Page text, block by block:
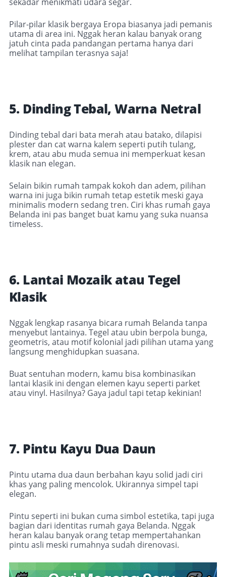
Pilar-pilar klasik bergaya Eropa biasanya jadi pemanis
utama di area ini. Nggak heran kalau banyak orang
jatuh cinta pada pandangan pertama hanya dari
melihat tampilan terasnya saja!
5. Dinding Tebal, Warna Netral
Dinding tebal dari bata merah atau batako, dilapisi
plester dan cat warna kalem seperti putih tulang,
krem, atau abu muda semua ini memperkuat kesan
klasik nan elegan.
Selain bikin rumah tampak kokoh dan adem, pilihan
warna ini juga bikin rumah tetap estetik meski gaya
minimalis modern sedang tren. Ciri khas rumah gaya
Belanda ini pas banget buat kamu yang suka nuansa
timeless.
6. Lantai Mozaik atau Tegel
Klasik
Nggak lengkap rasanya bicara rumah Belanda tanpa
menyebut lantainya. Tegel atau ubin berpola bunga,
geometris, atau motif kolonial jadi pilihan utama yang
langsung menghidupkan suasana.
Buat sentuhan modern, kamu bisa kombinasikan
lantai klasik ini dengan elemen kayu seperti parket
atau vinyl. Hasilnya? Gaya jadul tapi tetap kekinian!
7. Pintu Kayu Dua Daun
Pintu utama dua daun berbahan kayu solid jadi ciri
khas yang paling mencolok. Ukirannya simpel tapi
elegan.
Pintu seperti ini bukan cuma simbol estetika, tapi juga
bagian dari identitas rumah gaya Belanda. Nggak
heran kalau banyak orang tetap mempertahankan
pintu asli meski rumahnya sudah direnovasi.